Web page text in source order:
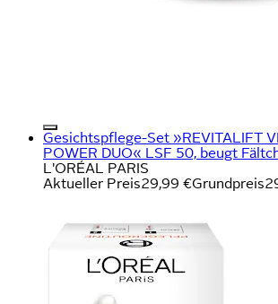
Gesichtspflege-Set »REVITALIFT
POWER DUO« LSF 50, beugt
L'ORÉAL PARIS
Aktueller Preis29,99 €Grundpreis